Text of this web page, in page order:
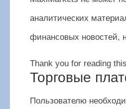
аналитических
финансовых новостей,
Thank you for reading
Торговые
Пользователю